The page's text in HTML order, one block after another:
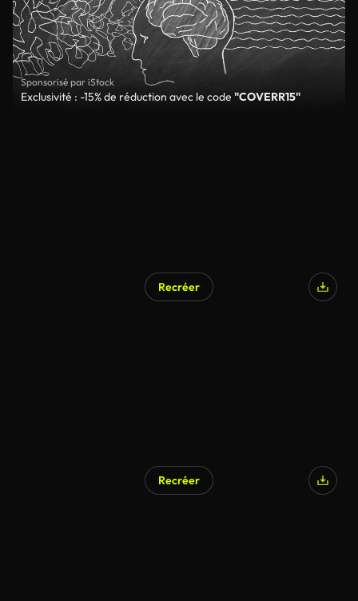
Sponsorisé par iStock
Exclusivité : -15% de réduction avec le code "COVERR15"
Recréer
Recréer